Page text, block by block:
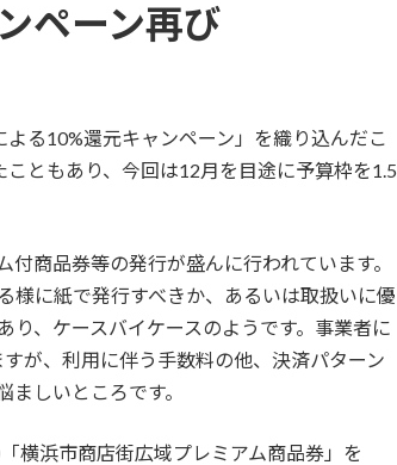
ペーン再び
る10%還元キャンペーン」を織り込んだこ
ともあり、今回は12月を目途に予算枠を1.5
商品券等の発行が盛んに行われています。
様に紙で発行すべきか、あるいは取扱いに優
、ケースバイケースのようです。事業者に
が、利用に伴う手数料の他、決済パターン
しいところです。
横浜市商店街広域プレミアム商品券」を